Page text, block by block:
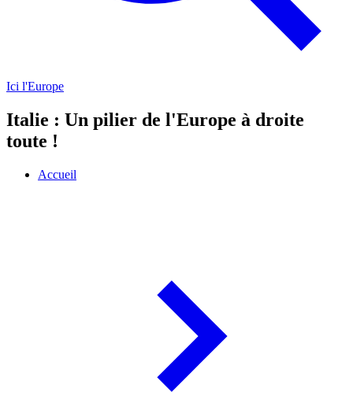
Ici l'Europe
Italie : Un pilier de l'Europe à droite
toute !
Accueil